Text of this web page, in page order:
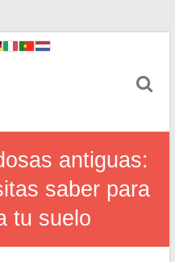
antiguas:
saber para
tu suelo